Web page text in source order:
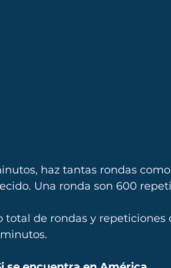
haz tantas rondas
Una ronda son 600
total de rondas y